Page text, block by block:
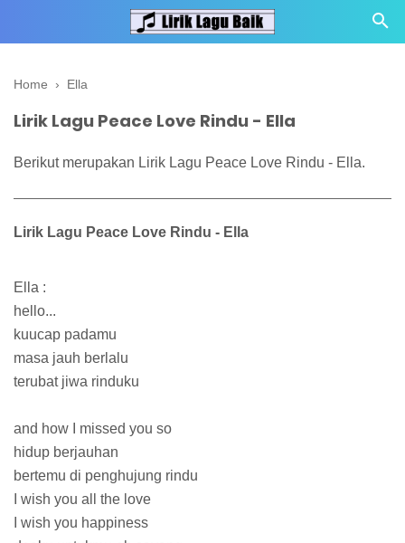
Home › Ella
Lirik Lagu Peace Love Rindu - Ella
Berikut merupakan Lirik Lagu Peace Love Rindu - Ella.
Lirik Lagu Peace Love Rindu - Ella
Ella :
hello...
kuucap padamu
masa jauh berlalu
terubat jiwa rinduku
and how I missed you so
hidup berjauhan
bertemu di penghujung rindu
I wish you all the love
I wish you happiness